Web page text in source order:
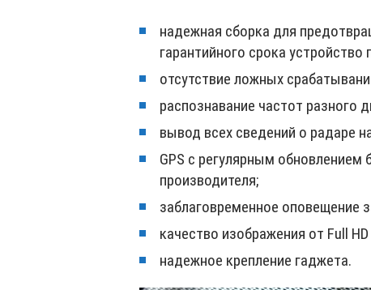
надежная сборка для
гарантийного срока устройство
отсутствие ложных
распознавание частот разного
вывод всех сведений о радаре
GPS с регулярным
производителя;
заблаговременное оповещение
качество изображения от Full
надежное крепление гаджета.